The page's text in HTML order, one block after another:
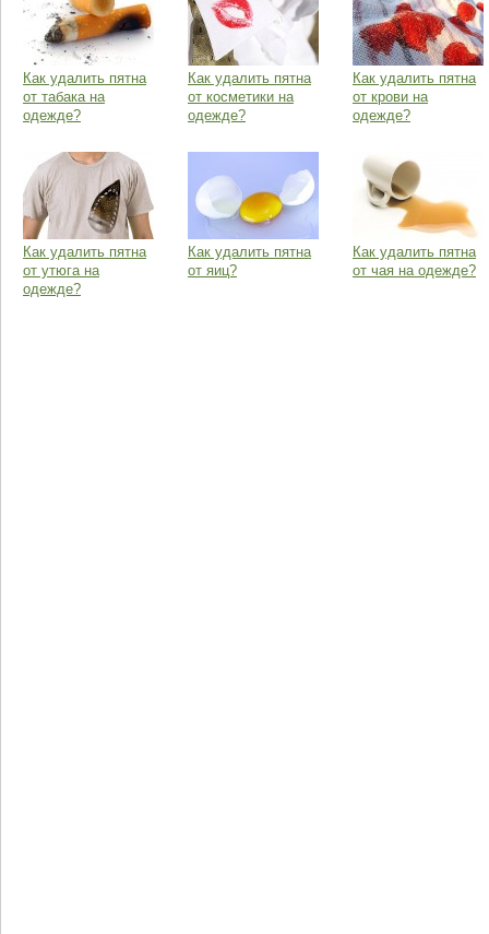
Как удалить пятна
от табака на
одежде?
Как удалить пятна
от косметики на
одежде?
Как удалить пятна
от крови на
одежде?
Как удалить пятна
от утюга на
одежде?
Как удалить пятна
от яиц?
Как удалить пятна
от чая на одежде?